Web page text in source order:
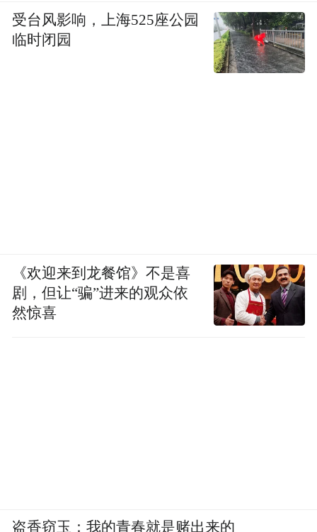
受台风影响，上海525座公园
临时闭园
《欢迎来到龙餐馆》不是喜
剧，但让“骗”进来的观众依
然惊喜
盗香窃玉：我的青春就是赌出来的